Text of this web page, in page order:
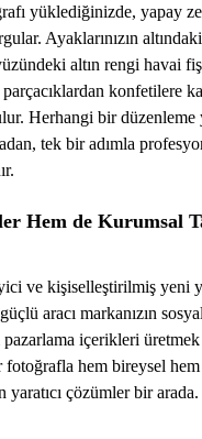
yüklediğinizde, yapay
Ayaklarınızın
altın rengi havai
konfetilere
Herhangi bir düzenleme
tek bir adımla
Hem de Kurumsal
ve kişiselleştirilmiş yeni
aracı markanızın
içerikleri üretmek
hem bireysel
yaratıcı çözümler bir arada.